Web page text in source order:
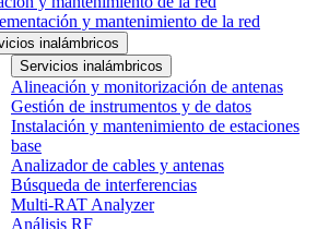
y mantenimiento de la red
inalámbricos
Servicios inalámbricos
Alineación y monitorización de antenas
Gestión de instrumentos y de datos
Instalación y mantenimiento de estaciones
base
Analizador de cables y antenas
Búsqueda de interferencias
Multi-RAT Analyzer
Análisis RF